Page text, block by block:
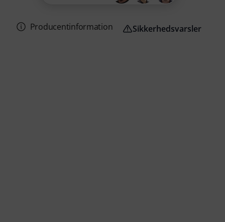
Producentinformation Sikkerhedsvarsler